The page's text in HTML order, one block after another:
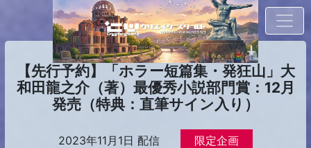
【先行予約】「ホラー短篇集・発狂山」大
和田龍之介（著）最優秀小説部門賞：12月
発売（特典：直筆サイン入り）
2023年11月1日 配信 限定企画